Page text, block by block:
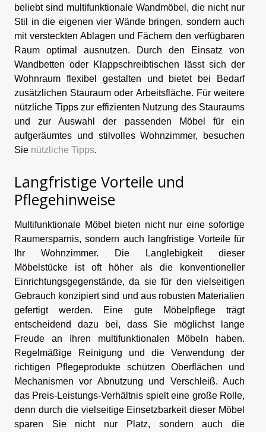
beliebt sind multifunktionale Wandmöbel, die nicht nur
Stil in die eigenen vier Wände bringen, sondern auch
mit versteckten Ablagen und Fächern den verfügbaren
Raum optimal ausnutzen. Durch den Einsatz von
Wandbetten oder Klappschreibtischen lässt sich der
Wohnraum flexibel gestalten und bietet bei Bedarf
zusätzlichen Stauraum oder Arbeitsfläche. Für weitere
nützliche Tipps zur effizienten Nutzung des Stauraums
und zur Auswahl der passenden Möbel für ein
aufgeräumtes und stilvolles Wohnzimmer, besuchen
Sie nützliche Tipps.
Langfristige Vorteile und
Pflegehinweise
Multifunktionale Möbel bieten nicht nur eine sofortige
Raumersparnis, sondern auch langfristige Vorteile für
Ihr Wohnzimmer. Die Langlebigkeit dieser
Möbelstücke ist oft höher als die konventioneller
Einrichtungsgegenstände, da sie für den vielseitigen
Gebrauch konzipiert sind und aus robusten Materialien
gefertigt werden. Eine gute Möbelpflege trägt
entscheidend dazu bei, dass Sie möglichst lange
Freude an Ihren multifunktionalen Möbeln haben.
Regelmäßige Reinigung und die Verwendung der
richtigen Pflegeprodukte schützen Oberflächen und
Mechanismen vor Abnutzung und Verschleiß. Auch
das Preis-Leistungs-Verhältnis spielt eine große Rolle,
denn durch die vielseitige Einsetzbarkeit dieser Möbel
sparen Sie nicht nur Platz, sondern auch die